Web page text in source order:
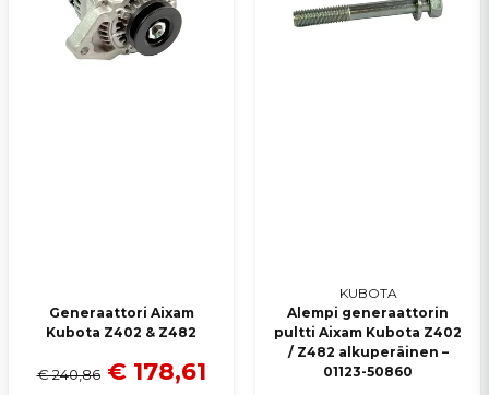
Generaattori Aixam
Kubota Z402 & Z482
€ 240,86 € 178,61
KUBOTA
Alempi generaattorin
pultti Aixam Kubota Z402
/ Z482 alkuperäinen –
01123-50860